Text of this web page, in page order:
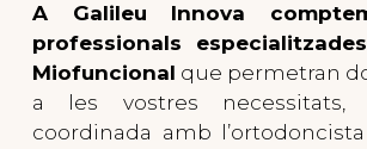
A Galileu Innova
professionals
Miofuncional que permetran
a les vostres necessitats,
coordinada amb